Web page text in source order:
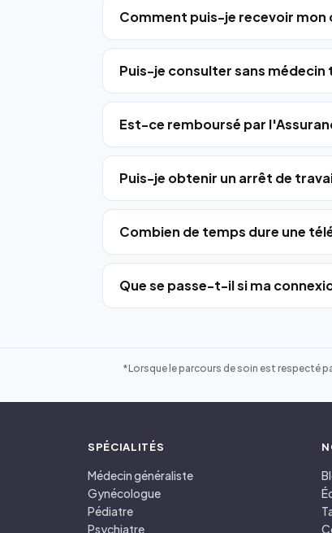
Comment puis-je recevoir mon
Puis-je consulter sans médecin
Est-ce remboursé par
Puis-je obtenir un arrêt de
Combien de temps dure une
Que se passe-t-il si ma
*Lorsque le parcours de soin est respecté
SPÉCIALITÉS
Médecin généraliste
Gynécologue
Pédiatre
Psychiatre